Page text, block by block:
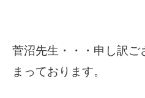
菅沼先生・・・申し訳ご
まっております。